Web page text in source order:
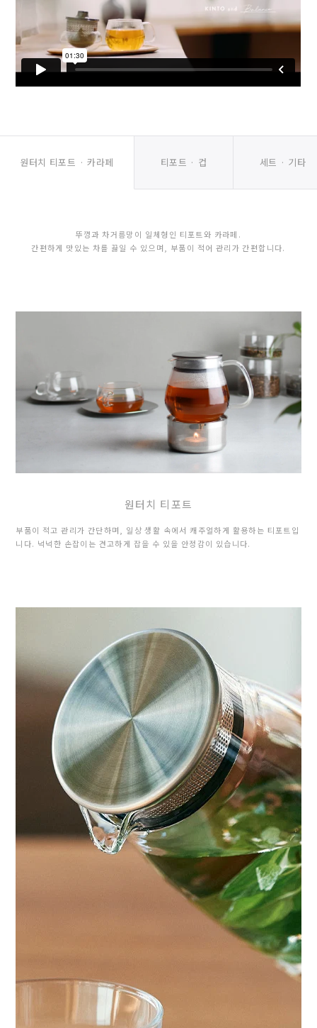
원터치 티포트 · 카라페 티포트 · 컵 세트 · 기타
뚜껑과 차거름망이 일체형인 티포트와 카라페.
간편하게 맛있는 차를 끓일 수 있으며, 부품이 적어 관리가 간편합니다.
원터치 티포트
부품이 적고 관리가 간단하며, 일상 생활 속에서 캐주얼하게 활용하는 티포트입
니다. 넉넉한 손잡이는 견고하게 잡을 수 있을 안정감이 있습니다.